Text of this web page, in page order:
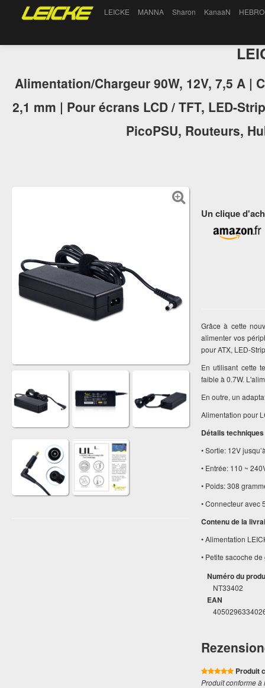
LEICKE MANNA Sharon KanaaN
Alimentation/Chargeur 90W, 12V, 7,5 A |
2,1 mm | Pour écrans LCD / TFT, LED-
PicoPSU, Routeurs,
Un clique
Grâce à cette
alimenter vos
pour ATX, LED-
En utilisant cette
faible à 0.7W.
En outre, un
Alimentation pour
Détails techniques
• Sortie: 12V
• Entrée: 110 ~
• Poids: 308
• Connecteur avec
Contenu de la
• Alimentation
• Petite sacoche
Numéro du
NT33402
EAN
Produit
Produit conforme à